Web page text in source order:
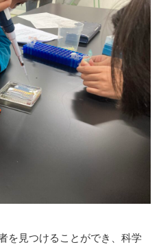
を見つけることができ、科学